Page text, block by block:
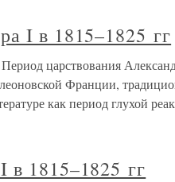
I в 1815–1825 гг
царствования
Франции,
как период глухой
в 1815–1825 гг